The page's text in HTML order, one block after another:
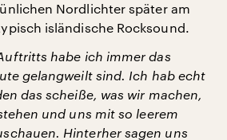
Nordlichter später am
isländische Rocksound.
habe ich immer das
gelangweilt sind. Ich hab echt
das scheiße, was wir machen,
und uns mit so leerem
Hinterher sagen uns